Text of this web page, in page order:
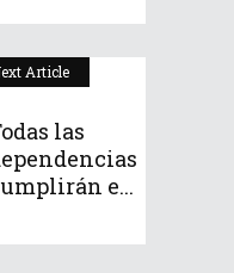
Article
las
e...